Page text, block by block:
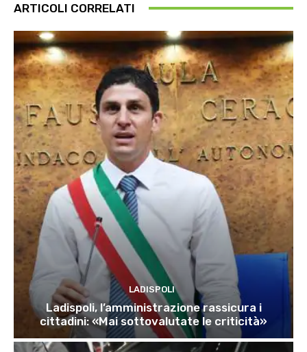
ARTICOLI CORRELATI
LADISPOLI
Ladispoli, l’amministrazione rassicura i
cittadini: «Mai sottovalutate le criticità»